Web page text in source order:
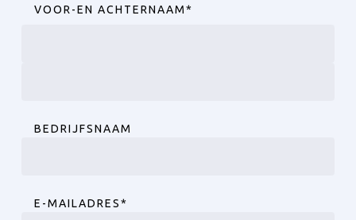
VOOR-EN ACHTERNAAM*
BEDRIJFSNAAM
E-MAILADRES*